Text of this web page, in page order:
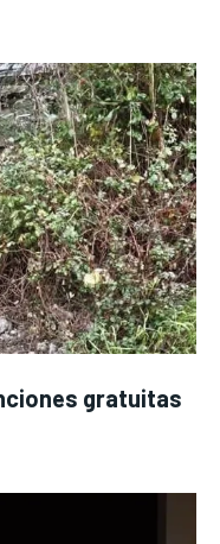
gratuitas